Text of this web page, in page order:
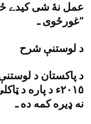
عمل نۀ شى کيدے
غورځوى ـ”
د لوستنې شرح
نه ډيره کمه ده ـ